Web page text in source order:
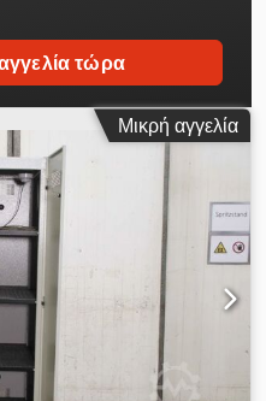
τώρα
Μικρή αγγελία